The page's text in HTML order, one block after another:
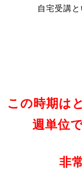
自宅受講
この時期は
週単位
非